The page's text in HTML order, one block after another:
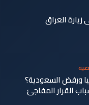
العراق
ورفض السعودية؟
القرار المفاجئ